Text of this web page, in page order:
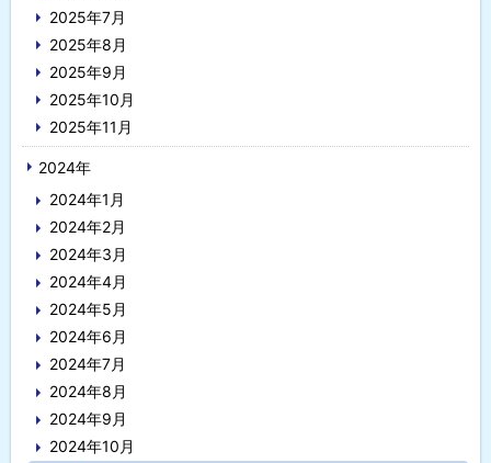
2025年7月
2025年8月
2025年9月
2025年10月
2025年11月
2024年
2024年1月
2024年2月
2024年3月
2024年4月
2024年5月
2024年6月
2024年7月
2024年8月
2024年9月
2024年10月